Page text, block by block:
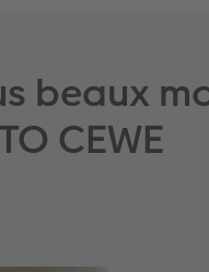
beaux
CEWE